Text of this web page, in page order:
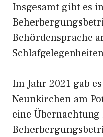
Insgesamt gibt es
Behördensprache
Im Jahr 2021 gab
Neunkirchen am
eine